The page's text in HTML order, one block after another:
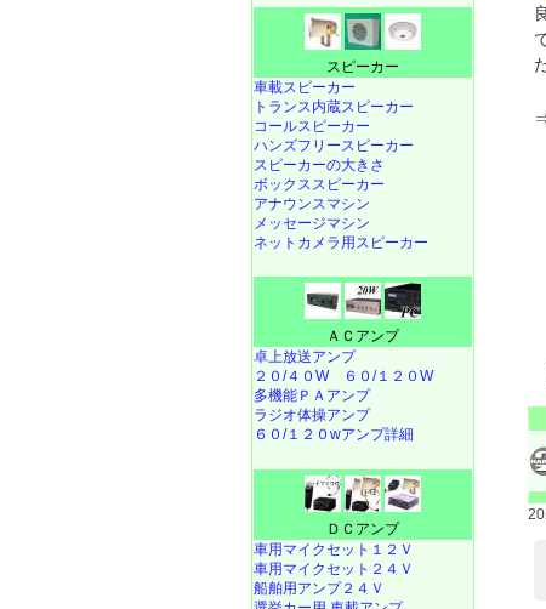
スピーカー
車載スピーカー
トランス内蔵スピーカー
コールスピーカー
ハンズフリースピーカー
スピーカーの大きさ
ボックススピーカー
アナウンスマシン
メッセージマシン
ネットカメラ用スピーカー
ＡＣアンプ
卓上放送アンプ
２０/４０W
６０/１２０W
多機能ＰＡアンプ
ラジオ体操アンプ
６０/１２０wアンプ詳細
ＤＣアンプ
車用マイクセット１２Ｖ
車用マイクセット２４Ｖ
船舶用アンプ２４Ｖ